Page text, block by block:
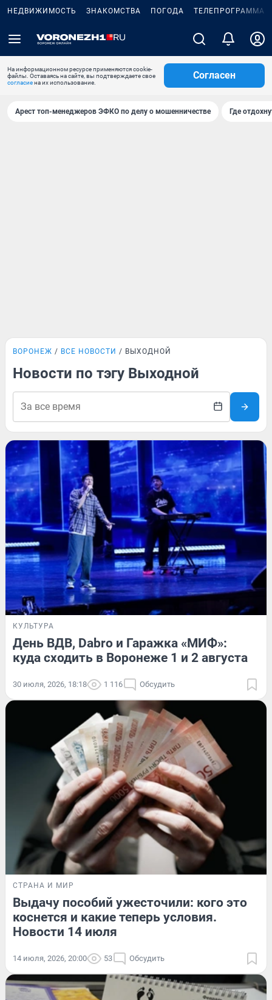
НЕДВИЖИМОСТЬ ЗНАКОМСТВА ПОГОДА ТЕЛЕПРОГРАММА
На информационном ресурсе применяются cookie-
файлы. Оставаясь на сайте, вы подтверждаете свое
согласиена их использование.
Согласен
Арест топ-менеджеров ЭФКО по делу о мошенничестве Где
ВОРОНЕЖ ВСЕ НОВОСТИ ВЫХОДНОЙ
Новости по тэгу Выходной
КУЛЬТУРА
День ВДВ, Dabro и Гаражка «МИФ»:
куда сходить в Воронеже 1 и 2 августа
30 июля, 2026, 18:18 1 116 Обсудить
СТРАНА И МИР
Выдачу пособий ужесточили: кого это
коснется и какие теперь условия.
Новости 14 июля
14 июля, 2026, 20:00 53 Обсудить